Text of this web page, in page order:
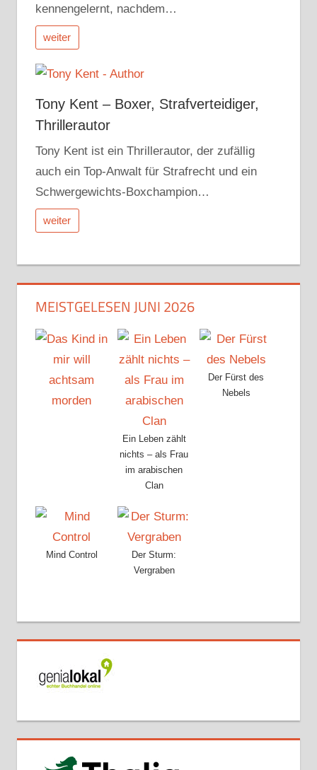
kennengelernt, nachdem…
weiter
Tony Kent – Boxer, Strafverteidiger,
Thrillerautor
Tony Kent ist ein Thrillerautor, der zufällig
auch ein Top-Anwalt für Strafrecht und ein
Schwergewichts-Boxchampion…
weiter
MEISTGELESEN JUNI 2026
Ein Leben zählt
nichts – als Frau
im arabischen
Clan
Der Fürst des
Nebels
Mind Control
Der Sturm:
Vergraben